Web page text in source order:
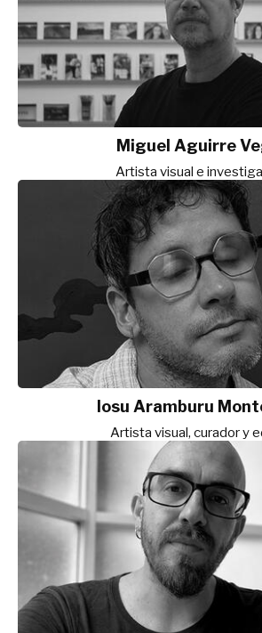
Miguel Aguirre
Artista visual e
Iosu Aramburu
Artista visual, curador y